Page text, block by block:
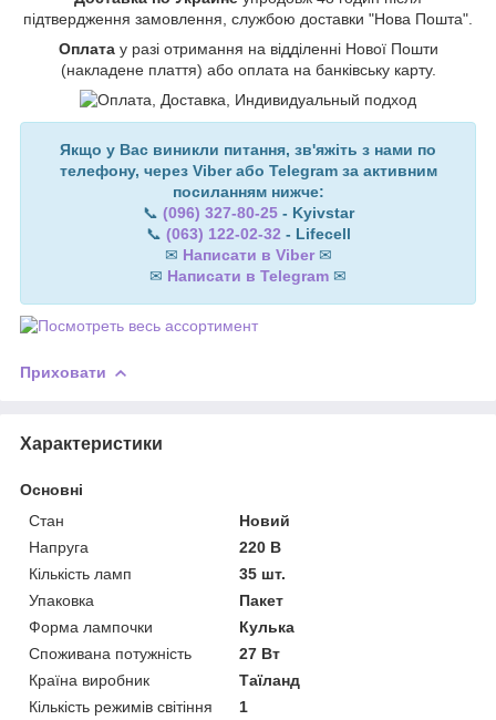
підтвердження замовлення, службою доставки "Нова Пошта".
Оплата у разі отримання на відділенні Нової Пошти
(накладене плаття) або оплата на банківську карту.
Якщо у Вас виникли питання, зв'яжіть з нами по
телефону, через Viber або Telegram за активним
посиланням нижче:
📞 (096) 327-80-25- Kyivstar
📞 (063) 122-02-32 - Lifecell
✉ Написати в Viber ✉
✉ Написати в Telegram ✉
Приховати
Характеристики
Основні
Стан
Новий
Напруга
220 В
Кількість ламп
35 шт.
Упаковка
Пакет
Форма лампочки
Кулька
Споживана потужність
27 Вт
Країна виробник
Таїланд
Кількість режимів світіння
1